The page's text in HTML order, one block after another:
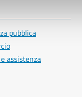
pubblica
assistenza